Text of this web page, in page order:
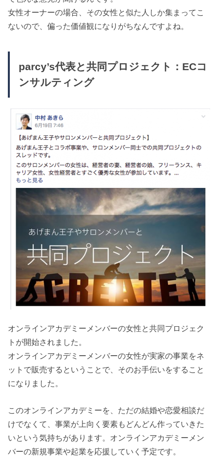
女性オーナーの場合、その女性と似た人しか集まってこ
ないので、偏った価値観になりがちなんですよね。
parcy’s代表と共同プロジェクト：ECコ
ンサルティング
オンラインアカデミーメンバーの女性と共同プロジェク
トが開始されました。
オンラインアカデミーメンバーの女性が実家の事業をネ
ットで販売するということで、そのお手伝いをすること
になりました。
このオンラインアカデミーを、ただの結婚や恋愛相談だ
けでなくて、事業が上向く要素もどんどん作っていきた
いという気持ちがあります。オンラインアカデミーメン
バーの新規事業や起業を応援していく予定です。